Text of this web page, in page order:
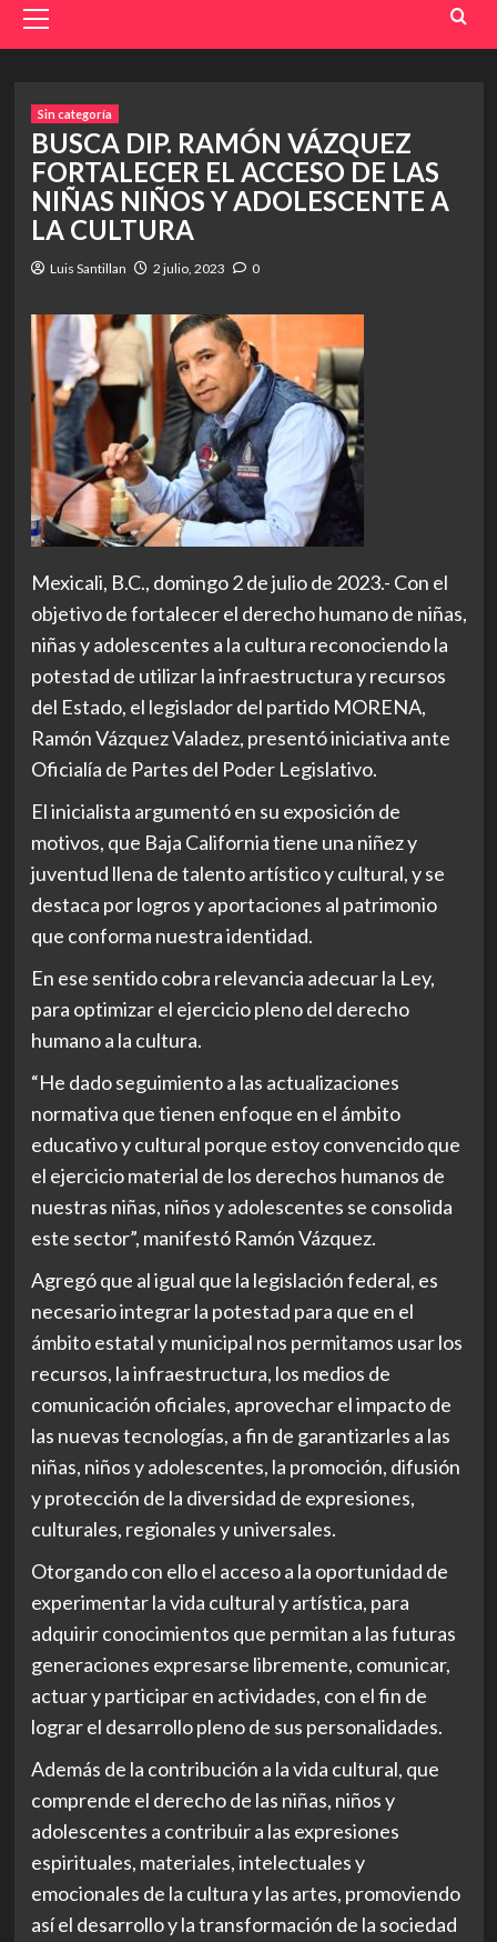
Menu
Sin categoría
BUSCA DIP. RAMÓN VÁZQUEZ
FORTALECER EL ACCESO DE LAS
NIÑAS NIÑOS Y ADOLESCENTE A
LA CULTURA
Luis Santillan 2 julio, 2023 0
Mexicali, B.C., domingo 2 de julio de 2023.- Con el
objetivo de fortalecer el derecho humano de niñas,
niñas y adolescentes a la cultura reconociendo la
potestad de utilizar la infraestructura y recursos
del Estado, el legislador del partido MORENA,
Ramón Vázquez Valadez, presentó iniciativa ante
Oficialía de Partes del Poder Legislativo.
El inicialista argumentó en su exposición de
motivos, que Baja California tiene una niñez y
juventud llena de talento artístico y cultural, y se
destaca por logros y aportaciones al patrimonio
que conforma nuestra identidad.
En ese sentido cobra relevancia adecuar la Ley,
para optimizar el ejercicio pleno del derecho
humano a la cultura.
“He dado seguimiento a las actualizaciones
normativa que tienen enfoque en el ámbito
educativo y cultural porque estoy convencido que
el ejercicio material de los derechos humanos de
nuestras niñas, niños y adolescentes se consolida
este sector”, manifestó Ramón Vázquez.
Agregó que al igual que la legislación federal, es
necesario integrar la potestad para que en el
ámbito estatal y municipal nos permitamos usar los
recursos, la infraestructura, los medios de
comunicación oficiales, aprovechar el impacto de
las nuevas tecnologías, a fin de garantizarles a las
niñas, niños y adolescentes, la promoción, difusión
y protección de la diversidad de expresiones,
culturales, regionales y universales.
Otorgando con ello el acceso a la oportunidad de
experimentar la vida cultural y artística, para
adquirir conocimientos que permitan a las futuras
generaciones expresarse libremente, comunicar,
actuar y participar en actividades, con el fin de
lograr el desarrollo pleno de sus personalidades.
Además de la contribución a la vida cultural, que
comprende el derecho de las niñas, niños y
adolescentes a contribuir a las expresiones
espirituales, materiales, intelectuales y
emocionales de la cultura y las artes, promoviendo
así el desarrollo y la transformación de la sociedad